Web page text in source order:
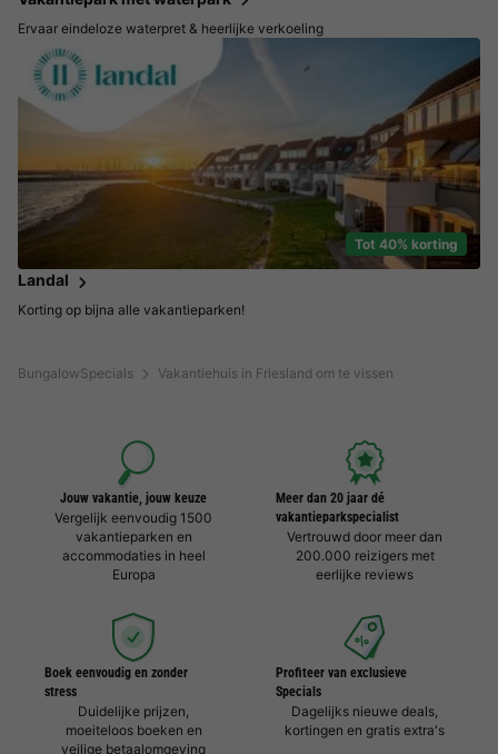
BungalowSpecials Vakantiehuis in Friesland om te vissen
Ervaar eindeloze waterpret & heerlijke verkoeling
Tot 40% korting
Landal
Korting op bijna alle vakantieparken!
Jouw vakantie, jouw keuze
Vergelijk eenvoudig 1500
vakantieparken en
accommodaties in heel
Europa
Meer dan 20 jaar dé
vakantieparkspecialist
Vertrouwd door meer dan
200.000 reizigers met
eerlijke reviews
Boek eenvoudig en zonder
stress
Duidelijke prijzen,
moeiteloos boeken en
veilige betaalomgeving
Profiteer van exclusieve
Specials
Dagelijks nieuwe deals,
kortingen en gratis extra's